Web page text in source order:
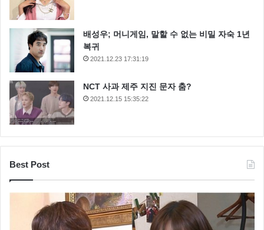
배성우; 머니게임, 말할 수 없는 비밀 자숙 1년
복귀
2021.12.23 17:31:19
NCT 사과 제주 지진 문자 춤?
2021.12.15 15:35:22
Best Post